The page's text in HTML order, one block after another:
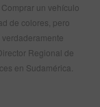
un vehículo
de colores, pero
Regional de
en Sudamérica.